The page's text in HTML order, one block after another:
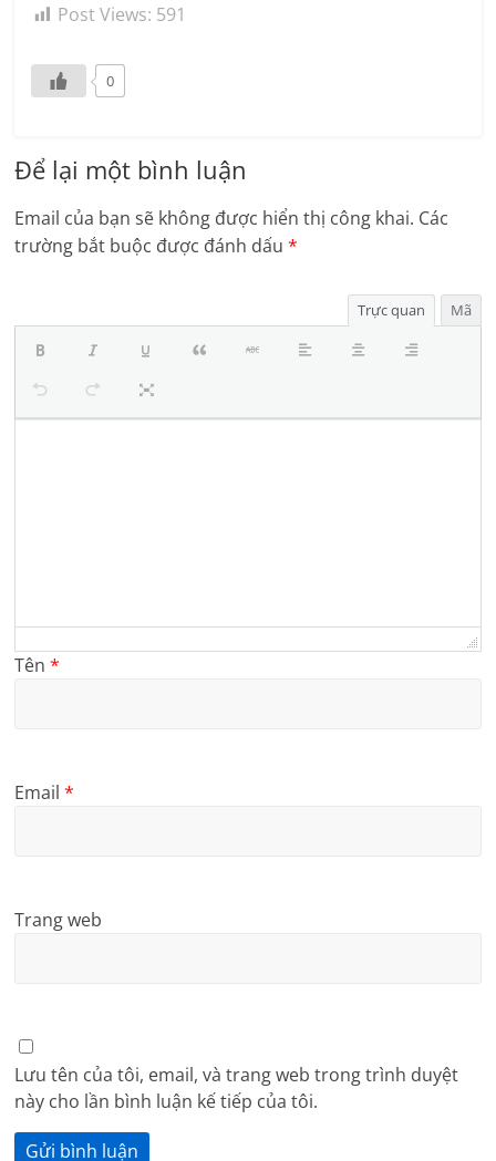
Post Views: 591
0
Để lại một bình luận
Email của bạn sẽ không được hiển thị công khai. Các
trường bắt buộc được đánh dấu*
Trực quan Mã
Tên*
Email*
Trang web
Lưu tên của tôi, email, và trang web trong trình duyệt
này cho lần bình luận kế tiếp của tôi.